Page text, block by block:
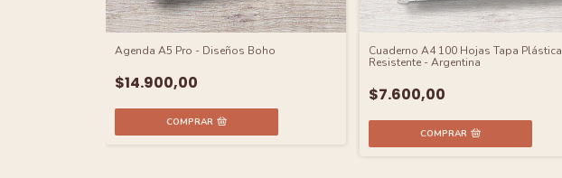
Agenda A5 Pro - Diseños Boho
$14.900,00
COMPRAR
Cuaderno A4 100 Hojas Tapa Plástica
Resistente - Argentina
$7.600,00
COMPRAR